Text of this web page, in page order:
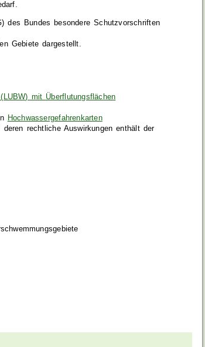
des Bundes besondere Schutzvorschriften
Gebiete dargestellt.
mit Überflutungsflächen
Hochwassergefahrenkarten
rechtliche Auswirkungen enthält der